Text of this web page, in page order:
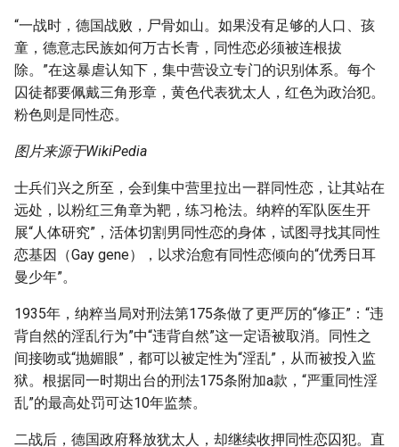
“一战时，德国战败，尸骨如山。如果没有足够的人口、孩
童，德意志民族如何万古长青，同性恋必须被连根拔
除。”在这暴虐认知下，集中营设立专门的识别体系。每个
囚徒都要佩戴三角形章，黄色代表犹太人，红色为政治犯。
粉色则是同性恋。
图片来源于WikiPedia
士兵们兴之所至，会到集中营里拉出一群同性恋，让其站在
远处，以粉红三角章为靶，练习枪法。纳粹的军队医生开
展“人体研究”，活体切割男同性恋的身体，试图寻找其同性
恋基因（Gay gene），以求治愈有同性恋倾向的“优秀日耳
曼少年”。
1935年，纳粹当局对刑法第175条做了更严厉的“修正”：“违
背自然的淫乱行为”中“违背自然”这一定语被取消。同性之
间接吻或“抛媚眼”，都可以被定性为“淫乱”，从而被投入监
狱。根据同一时期出台的刑法175条附加a款，“严重同性淫
乱”的最高处罚可达10年监禁。
二战后，德国政府释放犹太人，却继续收押同性恋囚犯。直